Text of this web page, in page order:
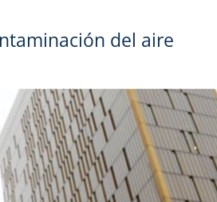
del aire